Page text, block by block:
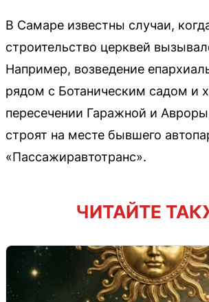
В Самаре известны случаи,
строительство церквей
Например, возведение
рядом с Ботаническим садом и
пересечении Гаражной и
строят на месте бывшего
«Пассажиравтотранс».
ЧИТАЙТЕ